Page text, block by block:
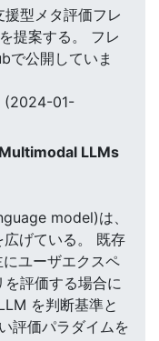
型メタ評価フレ
提案する。 フレ
で公開していま
(2024-01-
LLMs
model)は、
げている。 既存
ユーザエクスペ
評価する場合に
を判断基準と
評価パラダイムを